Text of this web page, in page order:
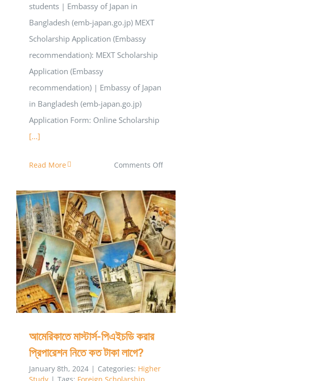
students | Embassy of Japan in
Bangladesh (emb-japan.go.jp) MEXT
Scholarship Application (Embassy
recommendation): MEXT Scholarship
Application (Embassy
recommendation) | Embassy of Japan
in Bangladesh (emb-japan.go.jp)
Application Form: Online Scholarship
[...]
Read More Comments Offon
Scholarship
2025
আমেরিকাতে মাস্টার্স-পিএইচডি করার প্রিপারেশন নিতে
কত টাকা লাগে?
আমেরিকাতে মাস্টার্স-পিএইচডি করার
প্রিপারেশন নিতে কত টাকা লাগে?
January 8th, 2024 | Categories: Higher